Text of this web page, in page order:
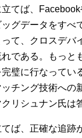
てば、
グデータをすべ
て、クロスデバ
である。もっと
璧に行なってい
チング技術への
リシュナン氏は
ば、正確な追跡